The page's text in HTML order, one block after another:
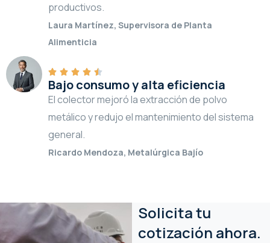
productivos.
Laura Martínez, Supervisora de Planta
Alimenticia
Bajo consumo y alta eficiencia
El colector mejoró la extracción de polvo
metálico y redujo el mantenimiento del sistema
general.
Ricardo Mendoza, Metalúrgica Bajío
Solicita tu
cotización ahora.